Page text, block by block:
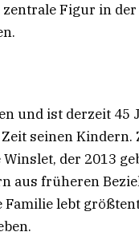
zentrale Figur in
und ist derzeit 45
seinen
Winslet, der 2013
aus früheren
Familie lebt